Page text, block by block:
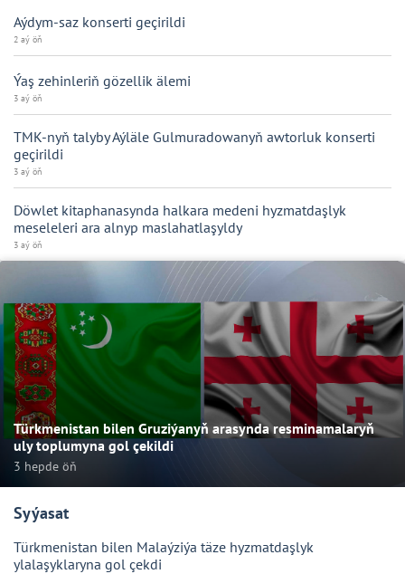
Aýdym-saz konserti geçirildi
2 aý öň
Ýaş zehinleriň gözellik älemi
3 aý öň
TMK-nyň talyby Aýläle Gulmuradowanyň awtorluk konserti
geçirildi
3 aý öň
Döwlet kitaphanasynda halkara medeni hyzmatdaşlyk
meseleleri ara alnyp maslahatlaşyldy
3 aý öň
Türkmenistan bilen Gruziýanyň arasynda resminamalaryň
uly toplumyna gol çekildi
3 hepde öň
Syýasat
Türkmenistan bilen Malaýziýa täze hyzmatdaşlyk
ylalaşyklaryna gol çekdi